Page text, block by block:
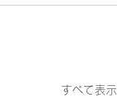
すべて表示